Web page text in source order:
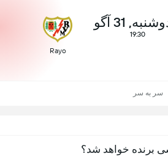
31 آگو
19:30
Rayo
سر به سر
برنده خواهد شد؟